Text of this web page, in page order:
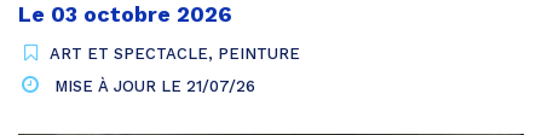
Le 03 octobre 2026
ART ET SPECTACLE, PEINTURE
MISE À JOUR LE 21/07/26